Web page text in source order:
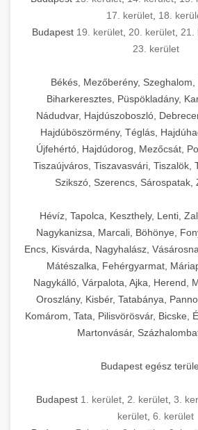
17. kerület 18.
Budapest 19. kerület 20. kerület 21.
23. kerület
Békés, Mezőberény, Szeghalom,
Biharkeresztes, Püspökladány,
Nádudvar, Hajdúszoboszló,
Hajdúböszörmény, Téglás,
Újfehértó, Hajdúdorog, Mezőcsát,
Tiszaújváros, Tiszavasvári, Tiszalök,
Szikszó, Szerencs, Sárospatak,
Hévíz, Tapolca, Keszthely, Lenti,
Nagykanizsa, Marcali, Böhönye,
Encs, Kisvárda, Nagyhalász,
Mátészalka, Fehérgyarmat,
Nagykálló, Várpalota, Ajka, Herend,
Oroszlány, Kisbér, Tatabánya,
Komárom, Tata, Pilisvörösvár, Bicske,
Martonvásár,
Budapest egész
Budapest 1. kerület 2. kerület 3.
kerület 6. kerület